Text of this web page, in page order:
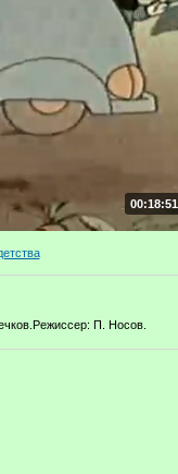
00:18:51
П. Носов.